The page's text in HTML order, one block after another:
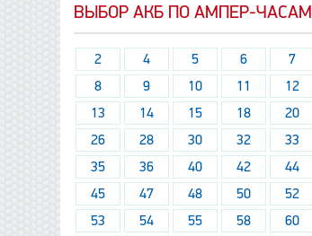
ВЫБОР АКБ ПО АМПЕР-ЧАСАМ
2 4 5 6
7
8
9 10 11
12
13
14 15 18
20
26
28 30 32
33
35
36 40 42
44
45
47 48 50
52
53
54 55 58
60